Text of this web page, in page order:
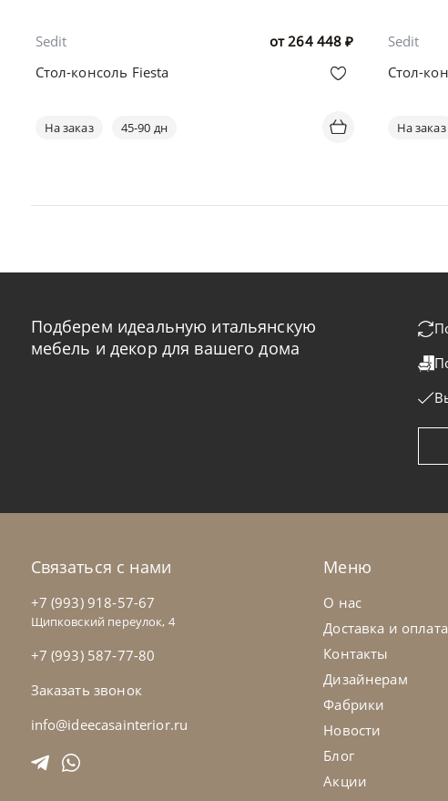
от264 448 ₽
Sedit
Стол-консоль Fiesta
На заказ 45-90 дн
Sedit
Стол-
На заказ
Подберем идеальную итальянскую
мебель и декор для вашего дома
Связаться с нами
+7 (993) 918-57-67
Щипковский переулок, 4
+7 (993) 587-77-80
Заказать звонок
info@ideecasainterior.ru
Меню
О нас
Доставка и оплата
Контакты
Дизайнерам
Фабрики
Новости
Блог
Акции